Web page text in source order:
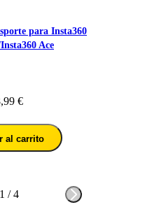
para Insta360
Ace
€
al carrito
1 /4